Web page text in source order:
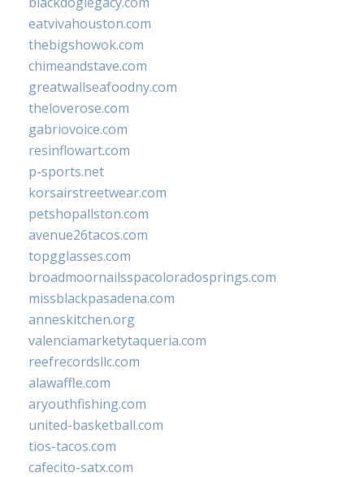
eatvivahouston.com
thebigshowok.com
chimeandstave.com
greatwallseafoodny.com
theloverose.com
gabriovoice.com
resinflowart.com
p-sports.net
korsairstreetwear.com
petshopallston.com
avenue26tacos.com
topgglasses.com
broadmoornailsspacoloradosprings.com
missblackpasadena.com
anneskitchen.org
valenciamarketytaqueria.com
reefrecordsllc.com
alawaffle.com
aryouthfishing.com
united-basketball.com
tios-tacos.com
cafecito-satx.com